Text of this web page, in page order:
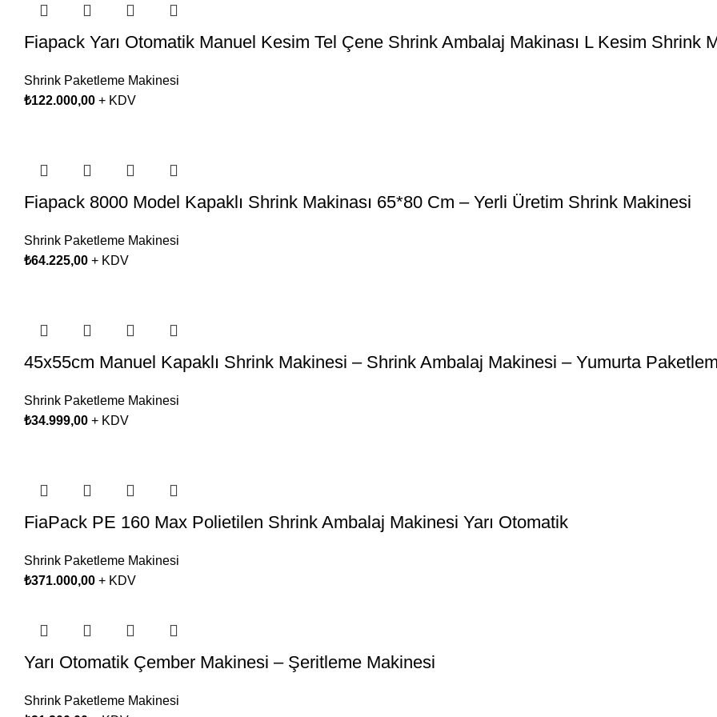
Fiapack Yarı Otomatik Manuel Kesim Tel Çene Shrink Ambalaj Makinası L Kesim Shrink
Shrink Paketleme Makinesi
₺122.000,00 + KDV
Fiapack 8000 Model Kapaklı Shrink Makinası 65*80 Cm – Yerli Üretim Shrink Makinesi
Shrink Paketleme Makinesi
₺64.225,00 + KDV
45x55cm Manuel Kapaklı Shrink Makinesi – Shrink Ambalaj Makinesi – Yumurta
Shrink Paketleme Makinesi
₺34.999,00 + KDV
FiaPack PE 160 Max Polietilen Shrink Ambalaj Makinesi Yarı Otomatik
Shrink Paketleme Makinesi
₺371.000,00 + KDV
Yarı Otomatik Çember Makinesi – Şeritleme Makinesi
Shrink Paketleme Makinesi